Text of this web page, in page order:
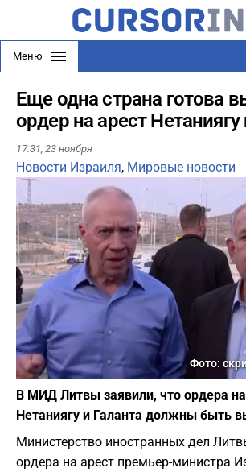
Меню
Еще одна страна готова
ордер на арест Нетаниягу
17:31, 23 ноября
Новости Израиля, Мировые новости
Фото:
В МИД Литвы заявили, что ордера
Нетаниягу и Галанта должны быть
Министерство иностранных дел
ордера на арест премьер-министра